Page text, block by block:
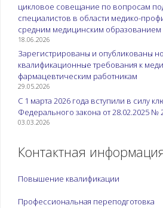
цикловое совещание по вопросам
специалистов в области медико-
средним медицинским образованием
18.06.2026
Зарегистрированы и опубликованы
квалификационные требования к
фармацевтическим работникам
29.05.2026
С 1 марта 2026 года вступили в силу
Федерального закона от 28.02.2025 №
03.03.2026
Контактная
Повышение квалификации
Профессиональная переподготовка